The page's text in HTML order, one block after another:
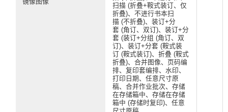
扫描 (折叠+鞍式装订、仅
折叠)、不进行书本扫
描 (不折叠)、装订+分
套 (角订、双订)、装订+分
套 (装订+分组 (角订、双
订)、装订+分套 (鞍式装
订 (鞍式装订)、折叠 (鞍式
折叠)、合并图像、页码编
排、复印套编排、水印、
打印日期、任意尺寸原
稿、合并作业批次、存储
在存储箱中、存储在存储
箱中 (存储时复印)、任意